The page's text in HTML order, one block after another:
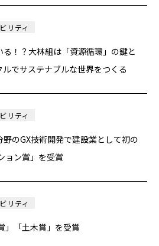
リティ
！？大林組は「資源循環」の鍵と
でサステナブルな世界をつくる
リティ
のGX技術開発で建設業として初の
ョン賞」を受賞
リティ
」「土木賞」を受賞